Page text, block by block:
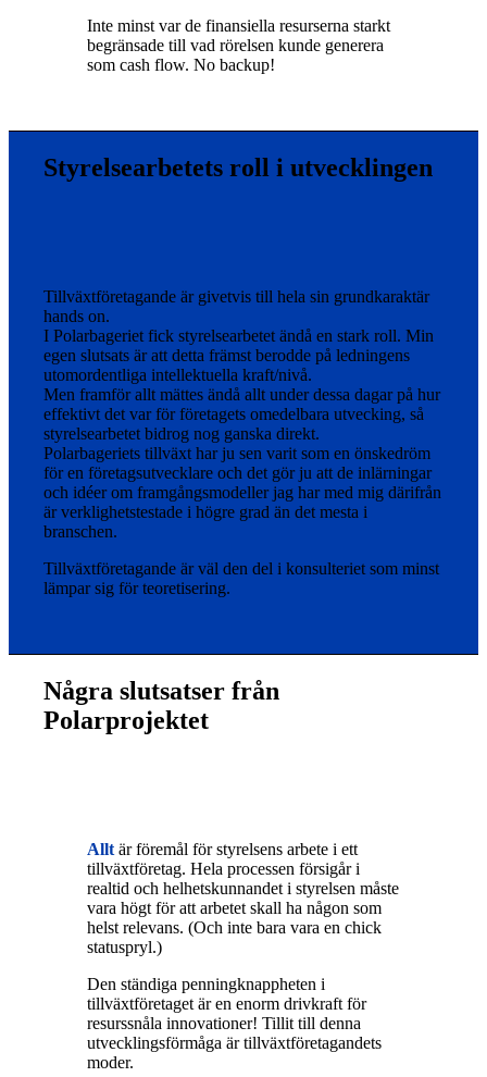
Inte minst var de finansiella resurserna starkt
begränsade till vad rörelsen kunde generera
som cash flow. No backup!
Styrelsearbetets roll i utvecklingen
Tillväxtföretagande är givetvis till hela sin grundkaraktär
hands on.
I Polarbageriet fick styrelsearbetet ändå en stark roll. Min
egen slutsats är att detta främst berodde på ledningens
utomordentliga intellektuella kraft/nivå.
Men framför allt mättes ändå allt under dessa dagar på hur
effektivt det var för företagets omedelbara utvecking, så
styrelsearbetet bidrog nog ganska direkt.
Polarbageriets tillväxt har ju sen varit som en önskedröm
för en företagsutvecklare och det gör ju att de inlärningar
och idéer om framgångsmodeller jag har med mig därifrån
är verklighetstestade i högre grad än det mesta i
branschen.
Tillväxtföretagande är väl den del i konsulteriet som minst
lämpar sig för teoretisering.
Några slutsatser från
Polarprojektet
Allt är föremål för styrelsens arbete i ett
tillväxtföretag. Hela processen försigår i
realtid och helhetskunnandet i styrelsen måste
vara högt för att arbetet skall ha någon som
helst relevans. (Och inte bara vara en chick
statuspryl.)
Den ständiga penningknappheten i
tillväxtföretaget är en enorm drivkraft för
resurssnåla innovationer! Tillit till denna
utvecklingsförmåga är tillväxtföretagandets
moder.